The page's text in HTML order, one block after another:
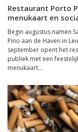
Restaurant Porto
menukaart en
Begin augustus namen
Pino aan de Haven in
september opent het
publiek met een
menukaart...